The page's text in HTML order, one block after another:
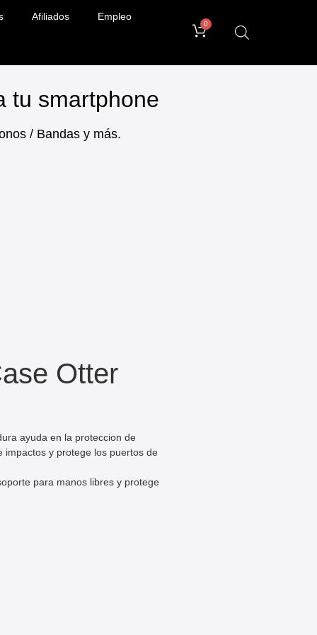
Afiliados Empleo
0
tu smartphone
/ Bandas y más.
Otter
ayuda en la proteccion de
impactos y protege los puertos de
para manos libres y protege